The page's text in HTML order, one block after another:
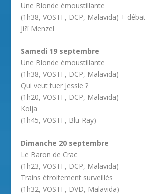
Une Blonde émoustillante
(1h38, VOSTF, DCP, Malavida) +
Jiří Menzel
Samedi 19 septembre
Une Blonde émoustillante
(1h38, VOSTF, DCP, Malavida)
Qui veut tuer Jessie ?
(1h20, VOSTF, DCP, Malavida)
Kolja
(1h45, VOSTF, Blu-Ray)
Dimanche 20 septembre
Le Baron de Crac
(1h23, VOSTF, DCP, Malavida)
Trains étroitement surveillés
(1h32, VOSTF, DVD, Malavida)